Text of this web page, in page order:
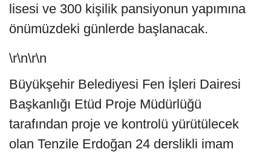
lisesi ve 300 kişilik pansiyonun yapımına
önümüzdeki günlerde başlanacak.
\r\n\r\n
Büyükşehir Belediyesi Fen İşleri Dairesi
Başkanlığı Etüd Proje Müdürlüğü
tarafından proje ve kontrolü yürütülecek
olan Tenzile Erdoğan 24 derslikli imam